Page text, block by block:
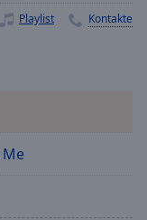
Playlist Kontakte